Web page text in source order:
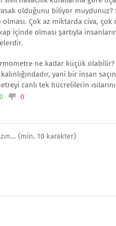
olduğunu biliyor muydunuz?
Çok az miktarda civa,
içinde olması şartıyla
ne kadar küçük
yani bir insan
canlı tek hücrelilerin
0 0